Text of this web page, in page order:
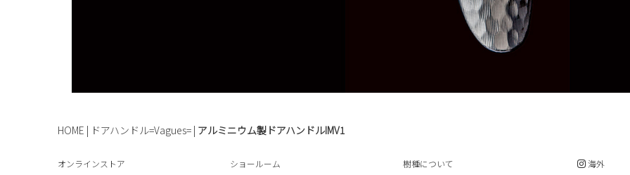
HOME | ドアハンドル=Vagues= | アルミニウム製ドアハンドルIMV1
オンラインストア ショールーム 樹種について 海外